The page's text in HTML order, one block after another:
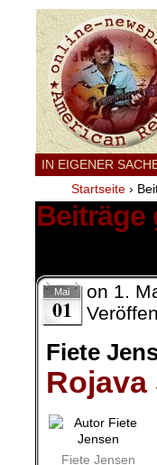
IN EIGENER
Startseite ›
Beiträge
Mai
01
on 1.
Fiete
Fiete Jensen